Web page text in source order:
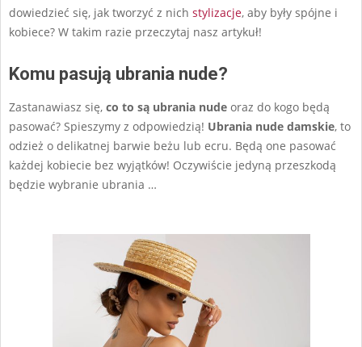
dowiedzieć się, jak tworzyć z nich stylizacje, aby były spójne i
kobiece? W takim razie przeczytaj nasz artykuł!
Komu pasują ubrania nude?
Zastanawiasz się, co to są ubrania nude oraz do kogo będą
pasować? Spieszymy z odpowiedzią! Ubrania nude damskie, to
odzież o delikatnej barwie beżu lub ecru. Będą one pasować
każdej kobiecie bez wyjątków! Oczywiście jedyną przeszkodą
będzie wybranie ubrania …